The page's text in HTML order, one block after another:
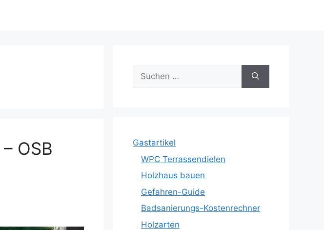
OSB
Suche
nach:
Gastartikel
WPC Terrassendielen
Holzhaus bauen
Gefahren-Guide
Badsanierungs-Kostenrechner
Holzarten